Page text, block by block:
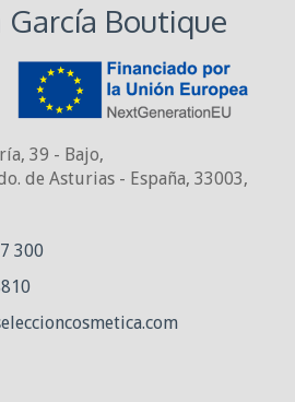
Boutique
39 - Bajo,
de Asturias - España, 33003,
300